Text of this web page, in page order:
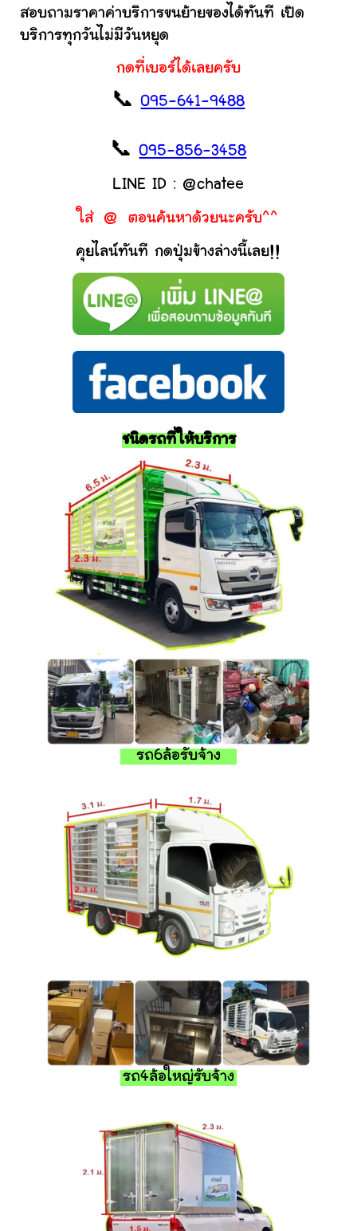
สอบถามราคาค่าบริการขนย้ายของได้ทันที เปิด
บริการทุกวันไม่มีวันหยุด
กดที่เบอร์ได้เลยครับ
📞095-641-9488
📞095-856-3458
LINE ID : @chatee
ใส่ @ ตอนค้นหาด้วยนะครับ^^
คุยไลน์ทันที กดปุ่มข้างล่างนี้เลย!!
ชนิดรถที่ให้บริการ
รถ6ล้อรับจ้าง
รถ4ล้อใหญ่รับจ้าง